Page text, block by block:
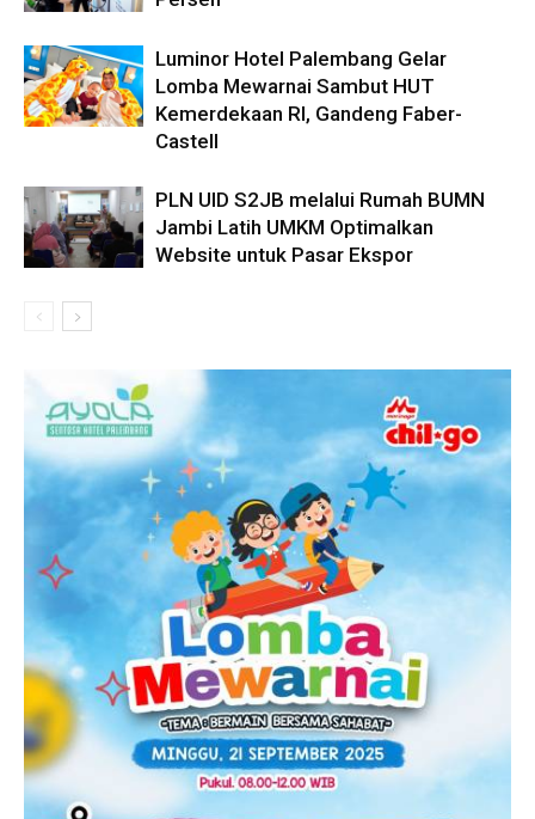
Luminor Hotel Palembang Gelar
Lomba Mewarnai Sambut HUT
Kemerdekaan RI, Gandeng Faber-
Castell
PLN UID S2JB melalui Rumah BUMN
Jambi Latih UMKM Optimalkan
Website untuk Pasar Ekspor